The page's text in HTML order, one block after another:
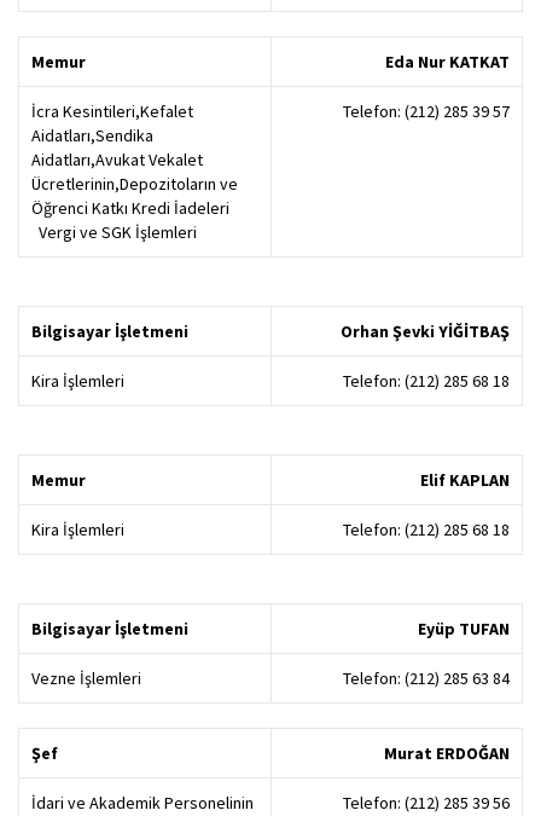
Memur Eda Nur KATKAT
İcra Kesintileri,Kefalet
Aidatları,Sendika
Aidatları,Avukat Vekalet
Ücretlerinin,Depozitoların ve
Öğrenci Katkı Kredi İadeleri
Vergi ve SGK İşlemleri
Telefon: (212) 285 39 57
Bilgisayar İşletmeni Orhan Şevki YİĞİTBAŞ
Kira İşlemleri Telefon: (212) 285 68 18
Memur Elif KAPLAN
Kira İşlemleri Telefon: (212) 285 68 18
Bilgisayar İşletmeni Eyüp TUFAN
Vezne İşlemleri Telefon: (212) 285 63 84
Şef Murat ERDOĞAN
İdari ve Akademik Personelinin Telefon: (212) 285 39 56